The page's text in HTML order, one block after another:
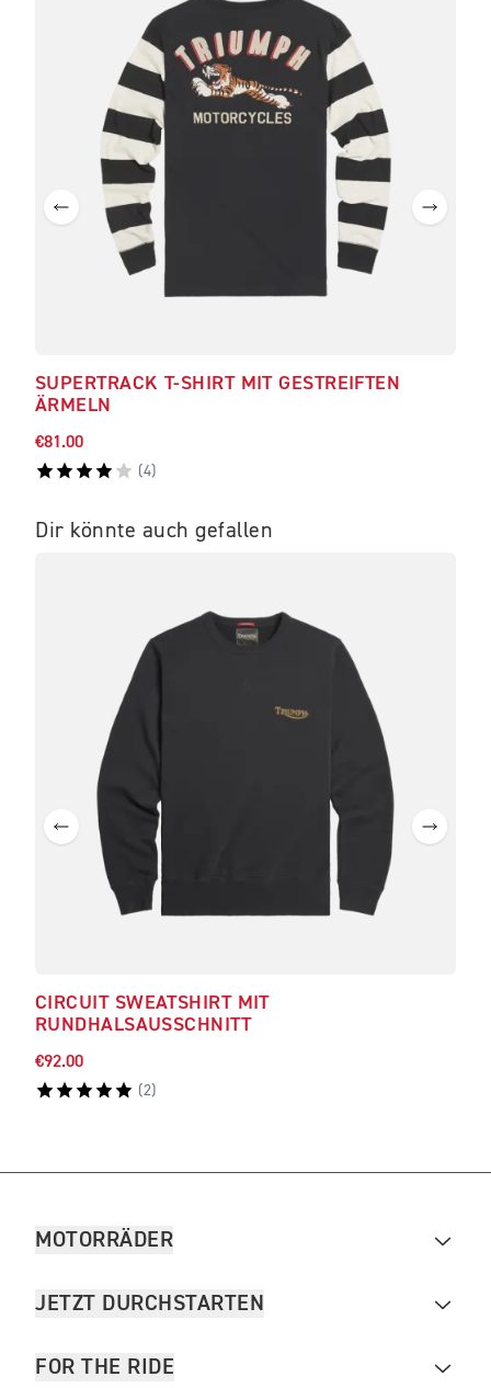
SUPERTRACK T-SHIRT MIT GESTREIFTEN
ÄRMELN
€81.00
(4)
Dir könnte auch gefallen
CIRCUIT SWEATSHIRT MIT
RUNDHALSAUSSCHNITT
€92.00
(2)
MOTORRÄDER
JETZT DURCHSTARTEN
FOR THE RIDE